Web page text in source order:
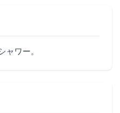
ワー。